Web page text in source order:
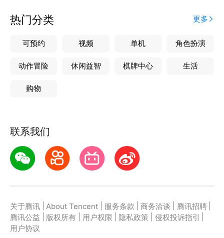
热门分类 更多
可预约 视频 单机 角色扮演
动作冒险 休闲益智 棋牌中心 生活
购物
联系我们
关于腾讯 About Tencent 服务条款 商务洽谈 腾讯招聘
腾讯公益
版权所有 用户权限 隐私政策 侵权投诉指引
用户协议